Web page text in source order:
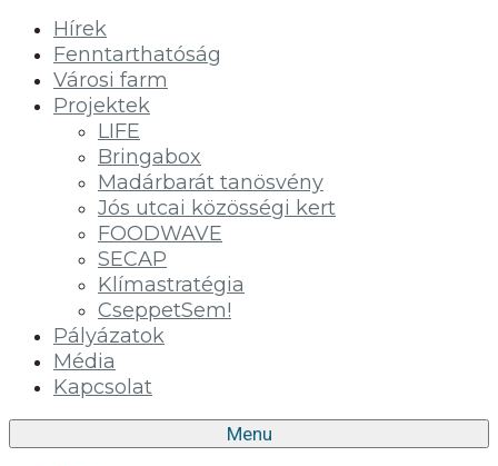
Hírek
Fenntarthatóság
Városi farm
Projektek
LIFE
Bringabox
Madárbarát tanösvény
Jós utcai közösségi kert
FOODWAVE
SECAP
Klímastratégia
CseppetSem!
Pályázatok
Média
Kapcsolat
Menu